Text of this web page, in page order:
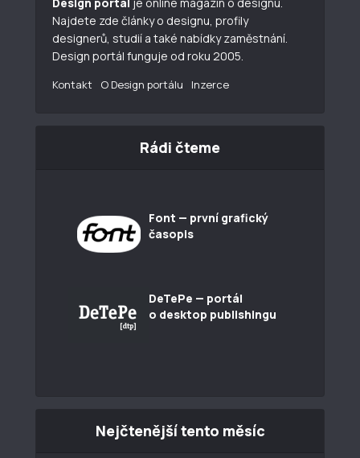
Design portál je online magazín o designu.
Najdete zde články o designu, profily
designerů, studií a také nabídky zaměstnání.
Design portál funguje od roku 2005.
Kontakt O Design portálu Inzerce
Rádi čteme
Font — první grafický
časopis
DeTePe — portál
o desktop publishingu
Nejčtenější tento měsíc